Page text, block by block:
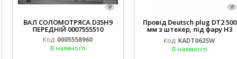
ВАЛ СОЛОМОТРЯСА D35H9
ПЕРЕДНІЙ 0007555510
Код: 0005558960
В наявності
Провід Deutsch plug DT2 500
мм з штекер, під фару H3
(JOHN DEERE AL116438
994.184.00) ) Kramp Hella
Код: KADT062SW
В наявності